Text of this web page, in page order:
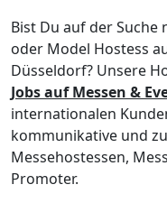
Bist Du auf der Suche
oder Model Hostess
Düsseldorf? Unsere
Jobs auf Messen &
internationalen
kommunikative und
Messehostessen,
Promoter.